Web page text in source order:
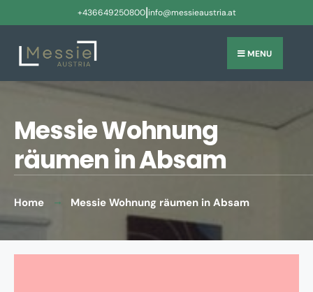
+436649250800|info@messieaustria.at
MENU
Messie Wohnung
räumen in Absam
Home Messie Wohnung räumen in Absam